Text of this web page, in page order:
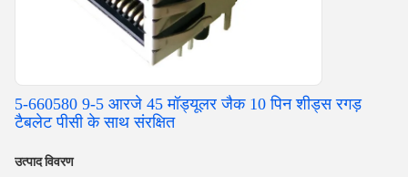
5-660580 9-5 आरजे 45 मॉड्यूलर जैक 10 पिन शीड्स रगड़
टैबलेट पीसी के साथ संरक्षित
उत्पाद विवरण